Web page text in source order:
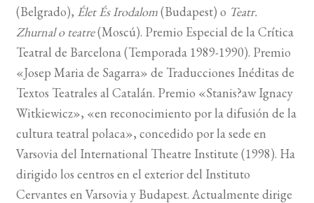
(Belgrado), Élet És Irodalom(Budapest) o Teatr.
Zhurnal o teatre(Moscú). Premio Especial de la Crítica
Teatral de Barcelona (Temporada 1989-1990). Premio
«Josep Maria de Sagarra» de Traducciones Inéditas de
Textos Teatrales al Catalán. Premio «Stanis?aw Ignacy
Witkiewicz», «en reconocimiento por la difusión de la
cultura teatral polaca», concedido por la sede en
Varsovia del International Theatre Institute (1998). Ha
dirigido los centros en el exterior del Instituto
Cervantes en Varsovia y Budapest. Actualmente dirige